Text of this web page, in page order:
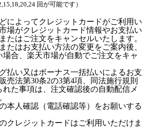
回が可能です）
によってクレジットカードがご利用い
場がクレジットカード情報やお支払い
たはご注文をキャンセルいたします。
たはお支払い方法の変更をご案内後、
合、楽天市場が自動でご注文をキャ
払い又はボーナス一括払いによるお支
売法第30条2の3第4項、同法施行規則
た事項は、注文確認後の自動配信メ
本人確認（電話確認等）をお願いする
クレジットカードはご利用いただけま